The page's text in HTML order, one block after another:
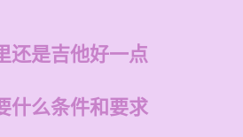
还是吉他好一点
什么条件和要求